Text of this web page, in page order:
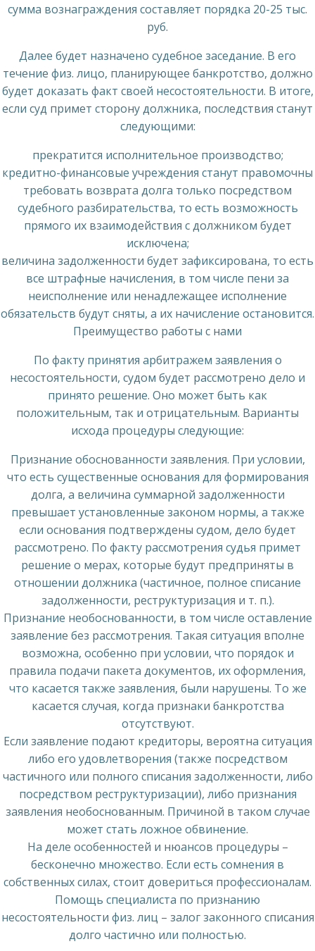
сумма вознаграждения составляет порядка 20-25 тыс.
руб.
Далее будет назначено судебное заседание. В его
течение физ. лицо, планирующее банкротство, должно
будет доказать факт своей несостоятельности. В итоге,
если суд примет сторону должника, последствия станут
следующими:
прекратится исполнительное производство;
кредитно-финансовые учреждения станут правомочны
требовать возврата долга только посредством
судебного разбирательства, то есть возможность
прямого их взаимодействия с должником будет
исключена;
величина задолженности будет зафиксирована, то есть
все штрафные начисления, в том числе пени за
неисполнение или ненадлежащее исполнение
обязательств будут сняты, а их начисление остановится.
Преимущество работы с нами
По факту принятия арбитражем заявления о
несостоятельности, судом будет рассмотрено дело и
принято решение. Оно может быть как
положительным, так и отрицательным. Варианты
исхода процедуры следующие:
Признание обоснованности заявления. При условии,
что есть существенные основания для формирования
долга, а величина суммарной задолженности
превышает установленные законом нормы, а также
если основания подтверждены судом, дело будет
рассмотрено. По факту рассмотрения судья примет
решение о мерах, которые будут предприняты в
отношении должника (частичное, полное списание
задолженности, реструктуризация и т. п.).
Признание необоснованности, в том числе оставление
заявление без рассмотрения. Такая ситуация вполне
возможна, особенно при условии, что порядок и
правила подачи пакета документов, их оформления,
что касается также заявления, были нарушены. То же
касается случая, когда признаки банкротства
отсутствуют.
Если заявление подают кредиторы, вероятна ситуация
либо его удовлетворения (также посредством
частичного или полного списания задолженности, либо
посредством реструктуризации), либо признания
заявления необоснованным. Причиной в таком случае
может стать ложное обвинение.
На деле особенностей и нюансов процедуры –
бесконечно множество. Если есть сомнения в
собственных силах, стоит довериться профессионалам.
Помощь специалиста по признанию
несостоятельности физ. лиц – залог законного списания
долго частично или полностью.